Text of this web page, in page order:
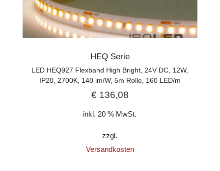
HEQ Serie
LED HEQ927 Flexband High Bright, 24V DC, 12W,
IP20, 2700K, 140 lm/W, 5m Rolle, 160 LED/m
€136,08
inkl. 20 % MwSt.
zzgl.
Versandkosten